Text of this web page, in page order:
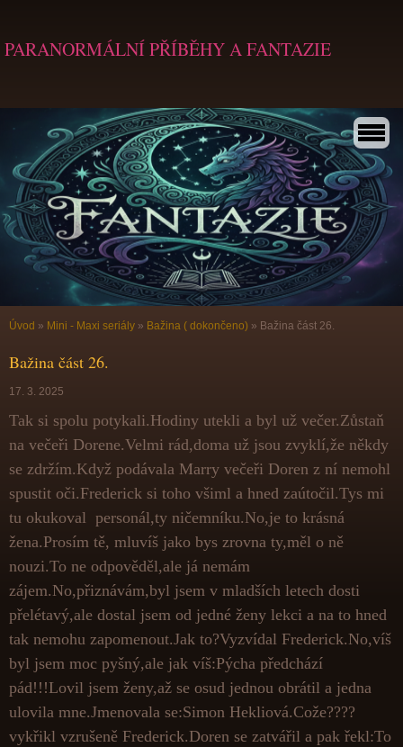
PARANORMÁLNÍ PŘÍBĚHY A FANTAZIE
Úvod » Mini - Maxi seriály » Bažina ( dokončeno) » Bažina část 26.
Bažina část 26.
17. 3. 2025
Tak si spolu potykali.Hodiny utekli a byl už večer.Zůstaň
na večeři Dorene.Velmi rád,doma už jsou zvyklí,že někdy
se zdržím.Když podávala Marry večeři Doren z ní nemohl
spustit oči.Frederick si toho všiml a hned zaútočil.Tys mi
tu okukoval personál,ty ničemníku.No,je to krásná
žena.Prosím tě, mluvíš jako bys zrovna ty,měl o ně
nouzi.To ne odpověděl,ale já nemám
zájem.No,přiznávám,byl jsem v mladších letech dosti
přelétavý,ale dostal jsem od jedné ženy lekci a na to hned
tak nemohu zapomenout.Jak to?Vyzvídal Frederick.No,víš
byl jsem moc pyšný,ale jak víš:Pýcha předchází
pád!!!Lovil jsem ženy,až se osud jednou obrátil a jedna
ulovila mne.Jmenovala se:Simon Hekliová.Cože????
vykřikl vzrušeně Frederick.Doren se zatvářil a pak řekl:To